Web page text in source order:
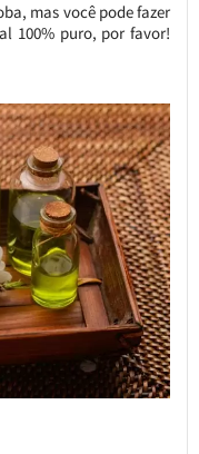
mas você pode fazer
100% puro, por favor!